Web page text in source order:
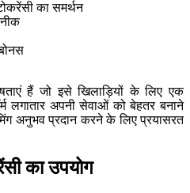
का समर्थन
हैं जो इसे खिलाड़ियों के लिए एक
लगातार अपनी सेवाओं को बेहतर बनाने
अनुभव प्रदान करने के लिए प्रयासरत
का उपयोग